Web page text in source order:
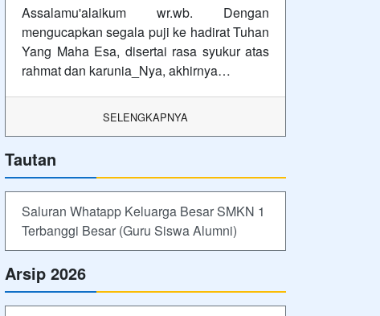
Assalamu'alaikum wr.wb. Dengan
mengucapkan segala puji ke hadirat Tuhan
Yang Maha Esa, disertai rasa syukur atas
rahmat dan karunia_Nya, akhirnya…
SELENGKAPNYA
Tautan
Saluran Whatapp Keluarga Besar SMKN 1
Terbanggi Besar (Guru Siswa Alumni)
Arsip 2026